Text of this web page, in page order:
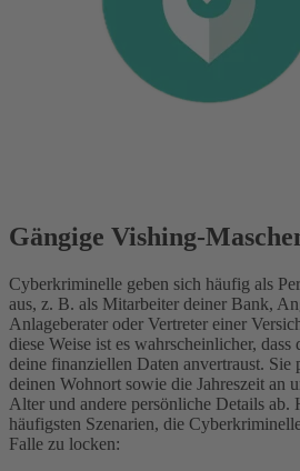
Gängige Vishing-
Cyberkriminelle geben sich häufig als
aus, z. B. als Mitarbeiter deiner Bank,
Anlageberater oder Vertreter einer
diese Weise ist es wahrscheinlicher,
deine finanziellen Daten anvertraust. Sie
deinen Wohnort sowie die Jahreszeit an
Alter und andere persönliche Details ab.
häufigsten Szenarien, die
Falle zu locken: